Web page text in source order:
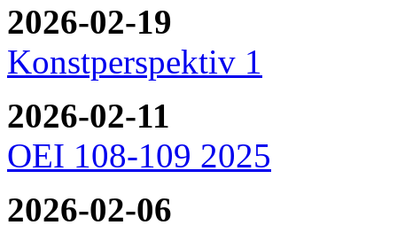
2026-02-19
Konstperspektiv 1
2026-02-11
OEI 108-109 2025
2026-02-06